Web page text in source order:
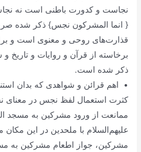
نجاست و کدورت باطنی است نه
{ انما المشرکون نجس} ذکر شده
قذارت‌های روحی و معنوی است و
برخاسته از قرآن و روایات و تاریخ و
ذکر شده است.
• اهم قرائن و شواهدی که بدان
کثرت استعمال لفظ نجس در معنای
ممانعت از ورود مشرکین به مسجد
علیهم‌السلام با ملحدین در این
مشرکین، جواز اطعام مشرکین به